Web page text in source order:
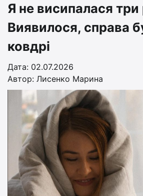
Я не висипалася три
Виявилося, справа
ковдрі
Дата: 02.07.2026
Автор: Лисенко Марина